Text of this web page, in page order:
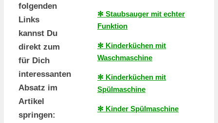
folgenden
Links
kannst Du
direkt zum
für Dich
interessanten
Absatz im
Artikel
springen:
✻ Staubsauger mit echter
Funktion
✻ Kinderküchen mit
Waschmaschine
✻ Kinderküchen mit
Spülmaschine
✻ Kinder Spülmaschine